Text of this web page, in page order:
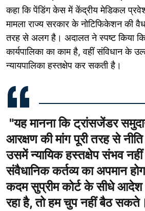
कहा कि पेंडिंग केस में केंद्रीय मेडिकल
मामला राज्य सरकार के नोटिफिकेशन की
तरह से अलग है। अदालत ने स्पष्ट किया कि
कार्यपालिका का काम है, वहीं संविधान के
न्यायपालिका हस्तक्षेप कर सकती है।
"यह मानना कि ट्रांसजेंडर
आरक्षण की मांग पूरी तरह से
उसमें न्यायिक हस्तक्षेप संभव नहीं
संवैधानिक कर्तव्य का अपमान
कदम सुप्रीम कोर्ट के सीधे
रहा है, तो हम चुप नहीं बैठ